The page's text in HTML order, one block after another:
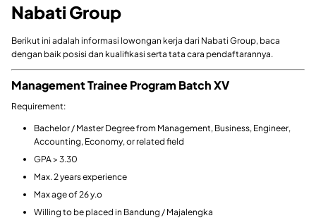
Nabati Group
Berikut ini adalah informasi lowongan kerja dari Nabati Group, baca
dengan baik posisi dan kualifikasi serta tata cara pendaftarannya.
Management Trainee Program Batch XV
Requirement:
Bachelor / Master Degree from Management, Business, Engineer,
Accounting, Economy, or related field
GPA > 3.30
Max. 2 years experience
Max age of 26 y.o
Willing to be placed in Bandung / Majalengka